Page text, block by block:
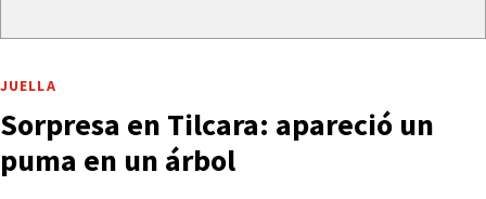
JUELLA
Sorpresa en Tilcara: apareció un
puma en un árbol